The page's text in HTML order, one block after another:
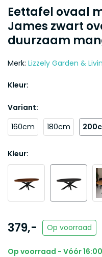
Eettafel ovaal
James zwart
duurzaam
Merk: Lizzely Garden &
Kleur:
Variant:
160cm
180cm
Kleur:
379,- Op voorraad
Op voorraad - Vóór